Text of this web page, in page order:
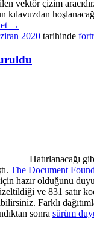
vektör çizim
→
2020 tarihinde
Hatırlanacağı
The Document
hazır olduğunu
ve 831 satır
Farklı
sonra sürüm